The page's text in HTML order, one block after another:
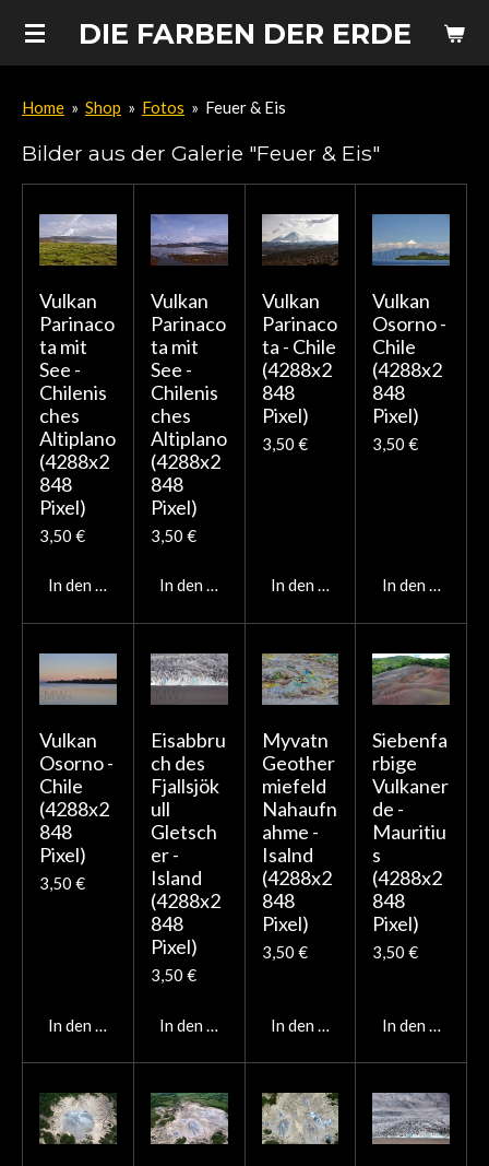
Zum
DIE FARBEN DER ERDE
Home » Shop » Fotos » Feuer & Eis
Bilder aus der Galerie "Feuer & Eis"
Vulkan
Parinaco
ta mit
See -
Chilenis
ches
Altiplano
(4288x2
848
Pixel)
3,50 €
In den Warenkorb
Vulkan
Parinaco
ta mit
See -
Chilenis
ches
Altiplano
(4288x2
848
Pixel)
3,50 €
In den Warenkorb
Vulkan
Parinaco
ta - Chile
(4288x2
848
Pixel)
3,50 €
In den Warenkorb
Vulkan
Osorno -
Chile
(4288x2
848
Pixel)
3,50 €
In den
Vulkan
Osorno -
Chile
(4288x2
848
Pixel)
3,50 €
In den Warenkorb
Eisabbru
ch des
Fjallsjök
ull
Gletsch
er -
Island
(4288x2
848
Pixel)
3,50 €
In den Warenkorb
Myvatn
Geother
miefeld
Nahaufn
ahme -
Isalnd
(4288x2
848
Pixel)
3,50 €
In den Warenkorb
Siebenfa
rbige
Vulkaner
de -
Mauritiu
s
(4288x2
848
Pixel)
3,50 €
In den